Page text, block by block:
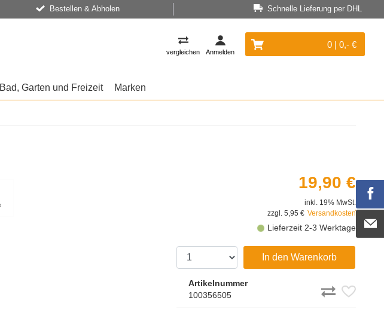
Bestellen & Abholen Schnelle Lieferung per DHL
vergleichen Anmelden
0 | 0,- €
Bad, Garten und Freizeit Marken
19,90 €
inkl. 19% MwSt.
zzgl. 5,95 € Versandkosten
Lieferzeit 2-3 Werktage
In den Warenkorb
Artikelnummer
100356505